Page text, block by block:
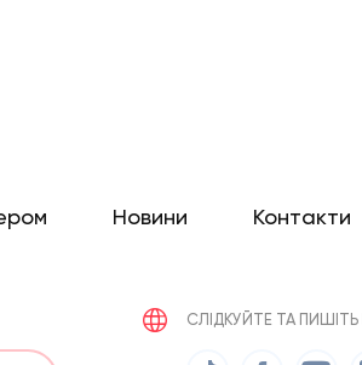
Новини Контакти
СЛІДКУЙТЕ ТА